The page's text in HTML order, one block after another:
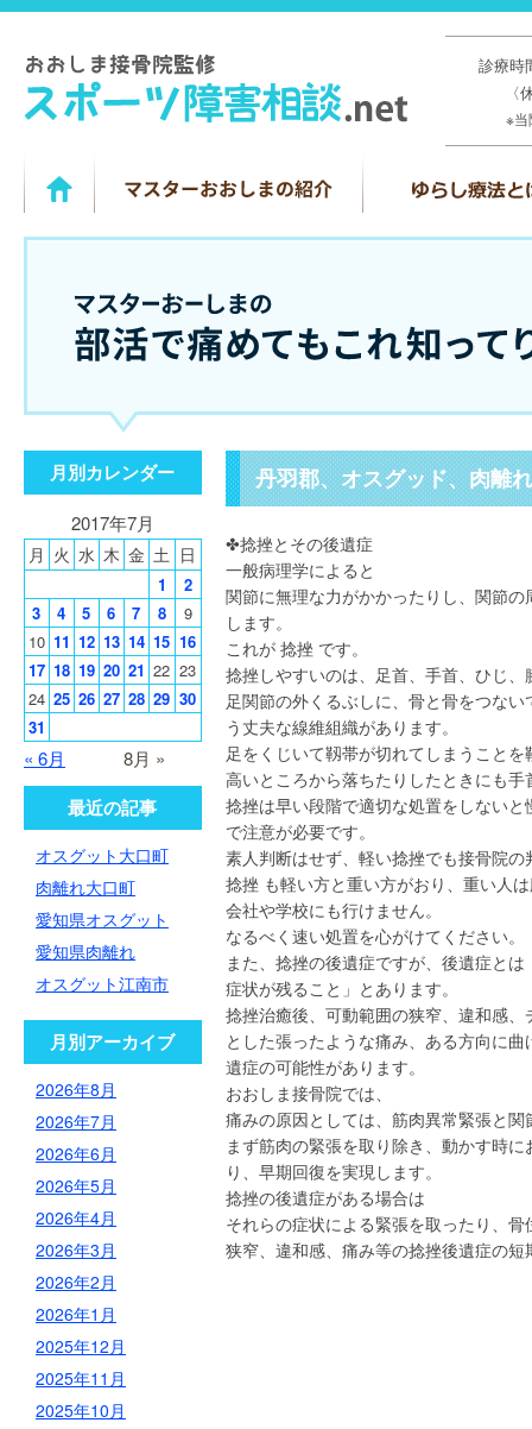
診療
※
丹羽郡、オスグッド、肉離
✤捻挫とその後遺症
一般病理学によると
関節に無理な力がかかったりし、関節
します。
これが 捻挫 です。
捻挫しやすいのは、足首、手首、ひじ、
足関節の外くるぶしに、骨と骨をつな
う丈夫な線維組織があります。
足をくじいて靱帯が切れてしまうこと
高いところから落ちたりしたときにも
捻挫は早い段階で適切な処置をしない
で注意が必要です。
素人判断はせず、軽い捻挫でも接骨院
捻挫 も軽い方と重い方がおり、重い人
会社や学校にも行けません。
なるべく速い処置を心がけてください。
また、捻挫の後遺症ですが、後遺症と
症状が残ること」とあります。
捻挫治癒後、可動範囲の狭窄、違和感
とした張ったような痛み、ある方向に
遺症の可能性があります。
おおしま接骨院では、
痛みの原因としては、筋肉異常緊張と
まず筋肉の緊張を取り除き、動かす時
り、早期回復を実現します。
捻挫の後遺症がある場合は
それらの症状による緊張を取ったり、
狭窄、違和感、痛み等の捻挫後遺症の
月別カレンダー
2017年7月
月 火 水 木 金 土 日
« 6月 8月 »
1
2
3
4 5 6 7 8
9
10 11 12 13 14 15 16
17 18 19 20 21 22 23
24 25 26 27 28 29 30
31
最近の記事
オスグット大口町
肉離れ大口町
愛知県オスグット
愛知県肉離れ
オスグット江南市
月別アーカイブ
2026年8月
2026年7月
2026年6月
2026年5月
2026年4月
2026年3月
2026年2月
2026年1月
2025年12月
2025年11月
2025年10月